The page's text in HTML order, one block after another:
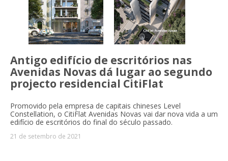
Antigo edifício de escritórios nas
Avenidas Novas dá lugar ao segundo
projecto residencial CitiFlat
Promovido pela empresa de capitais chineses Level
Constellation, o CitiFlat Avenidas Novas vai dar nova vida a um
edifício de escritórios do final do século passado.
21 de setembro de 2021